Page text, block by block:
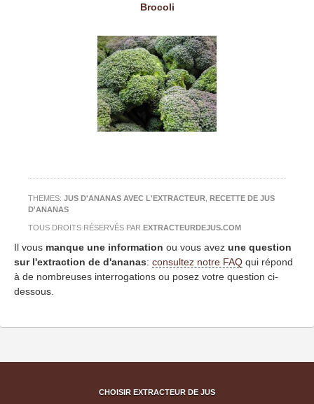
Brocoli
THEMES: JUS D'ANANAS AVEC L'EXTRACTEUR RECETTE DE JUS
D'ANANAS
TOUS DROITS RÉSERVÉS PAR EXTRACTEURDEJUS.COM
Il vous manque une information ou vous avez une question
sur l'extraction de d'ananas: consultez notre FAQ qui répond
à de nombreuses interrogations ou posez votre question ci-
dessous.
CHOISIR EXTRACTEUR DE JUS